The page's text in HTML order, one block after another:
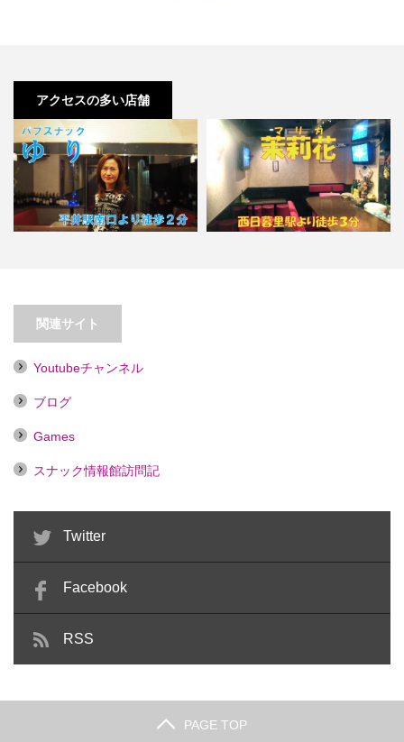
アクセスの多い店舗
【平井】パブスナックゆり【喫煙
目的店】
関連サイト
Youtubeチャンネル
ブログ
Games
スナック情報館訪問記
Twitter
Facebook
RSS
PAGE TOP